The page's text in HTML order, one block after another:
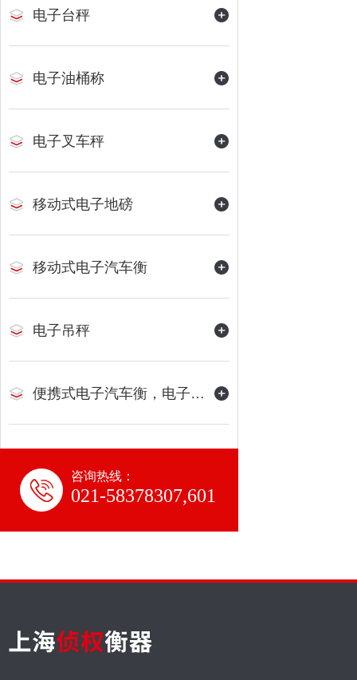
电子台秤
电子油桶称
电子叉车秤
移动式电子地磅
移动式电子汽车衡
电子吊秤
便携式电子汽车衡，电子地磅
咨询热线：
021-58378307,601